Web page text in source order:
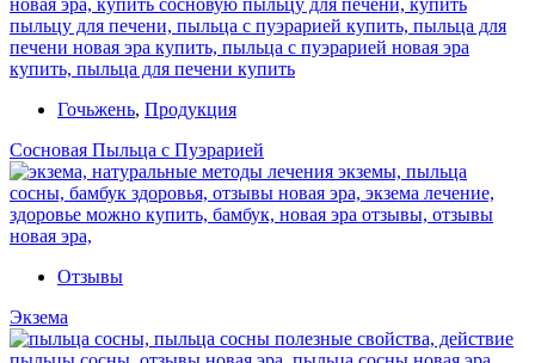
Гочьжень, Продукция
Сосновая Пыльца с Пуэрарией
Отзывы
Экзема